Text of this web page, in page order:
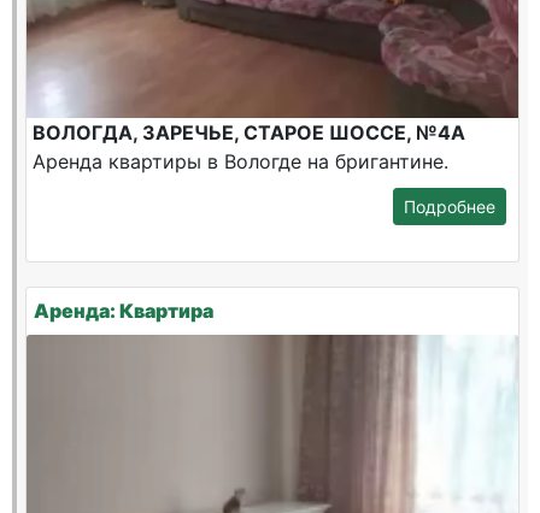
ВОЛОГДА, ЗАРЕЧЬЕ, СТАРОЕ ШОССЕ, №4А
Аренда квартиры в Вологде на бригантине.
Подробнее
Аренда: Квартира